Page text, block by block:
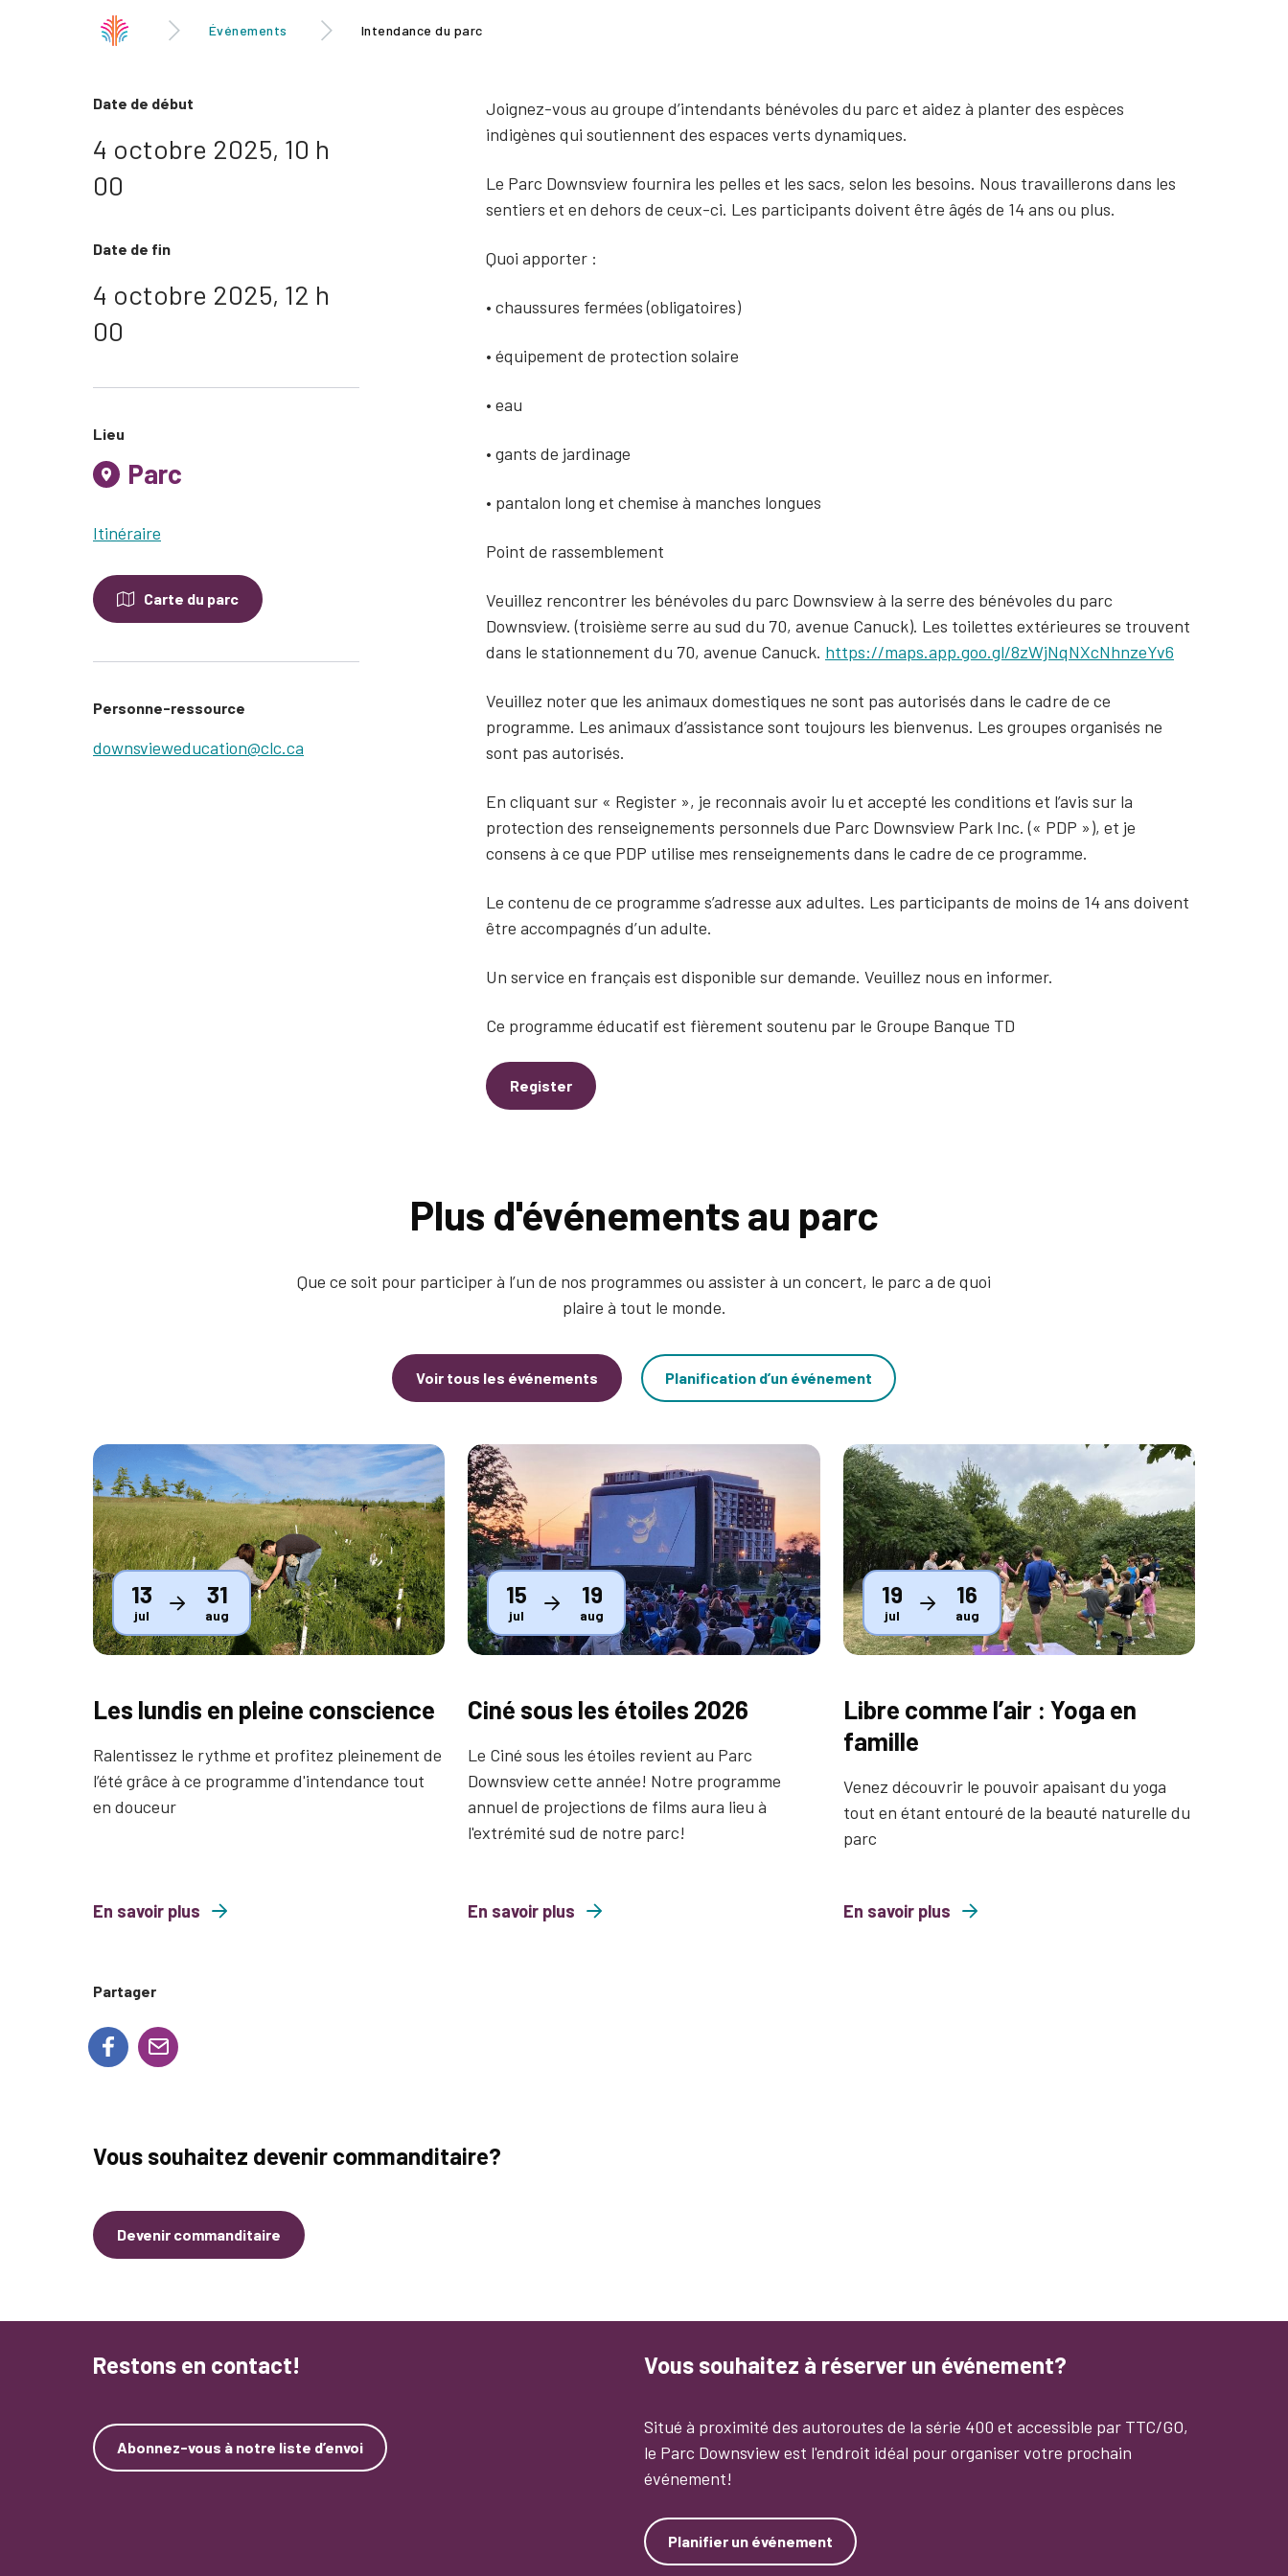
Événements Intendance du parc
Date de début
4 octobre 2025, 10 h
00
Date de fin
4 octobre 2025, 12 h
00
Lieu
Parc
Itinéraire
Carte du parc
Personne-ressource
downsvieweducation@clc.ca
Joignez-vous au groupe d’intendants bénévoles du parc et aidez à planter des espèces
indigènes qui soutiennent des espaces verts dynamiques.
Le Parc Downsview fournira les pelles et les sacs, selon les besoins. Nous travaillerons dans les
sentiers et en dehors de ceux-ci. Les participants doivent être âgés de 14 ans ou plus.
Quoi apporter :
• chaussures fermées (obligatoires)
• équipement de protection solaire
• eau
• gants de jardinage
• pantalon long et chemise à manches longues
Point de rassemblement
Veuillez rencontrer les bénévoles du parc Downsview à la serre des bénévoles du parc
Downsview. (troisième serre au sud du 70, avenue Canuck). Les toilettes extérieures se trouvent
dans le stationnement du 70, avenue Canuck. https://maps.app.goo.gl/8zWjNqNXcNhnzeYv6
Veuillez noter que les animaux domestiques ne sont pas autorisés dans le cadre de ce
programme. Les animaux d’assistance sont toujours les bienvenus. Les groupes organisés ne
sont pas autorisés.
En cliquant sur « Register », je reconnais avoir lu et accepté les conditions et l’avis sur la
protection des renseignements personnels due Parc Downsview Park Inc. (« PDP »), et je
consens à ce que PDP utilise mes renseignements dans le cadre de ce programme.
Le contenu de ce programme s’adresse aux adultes. Les participants de moins de 14 ans doivent
être accompagnés d’un adulte.
Un service en français est disponible sur demande. Veuillez nous en informer.
Ce programme éducatif est fièrement soutenu par le Groupe Banque TD
Register
Plus d'événements au parc
Que ce soit pour participer à l’un de nos programmes ou assister à un concert, le parc a de quoi
plaire à tout le monde.
Voir tous les événements Planification d’un événement
Thumbnail
13
jul
31
aug
Les lundis en pleine conscience
Ralentissez le rythme et profitez pleinement de
l’été grâce à ce programme d'intendance tout
en douceur
En savoir plus
about Les lundis en pleine conscience
Thumbnail
15
jul
19
aug
Ciné sous les étoiles 2026
Le Ciné sous les étoiles revient au Parc
Downsview cette année! Notre programme
annuel de projections de films aura lieu à
l'extrémité sud de notre parc!
En savoir plus
about Ciné sous les étoiles 2026
Thumbnail
19
jul
16
aug
Libre comme l’air : Yoga en
famille
Venez découvrir le pouvoir apaisant du yoga
tout en étant entouré de la beauté naturelle du
parc
En savoir plus
about Libre comme l’air : Yoga en famille
Partager
Vous souhaitez devenir commanditaire?
Devenir commanditaire
Restons en contact!
Abonnez-vous à notre liste d’envoi
Vous souhaitez à réserver un événement?
Situé à proximité des autoroutes de la série 400 et accessible par TTC/GO,
le Parc Downsview est l'endroit idéal pour organiser votre prochain
événement!
Planifier un événement